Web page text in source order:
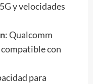
y velocidades
: Qualcomm
con
para